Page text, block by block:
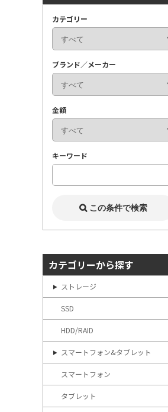
カテゴリー
ブランド／メーカー
金額
キーワード
カテゴリーから探す
ストレージ
SSD
HDD/RAID
スマートフォン&タブレット
スマートフォン
タブレット